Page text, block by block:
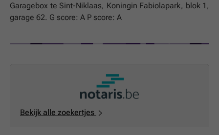
Garagebox te Sint-Niklaas, Koningin Fabiolapark, blok 1,
garage 62. G score: A P score: A
Bekijk alle zoekertjes